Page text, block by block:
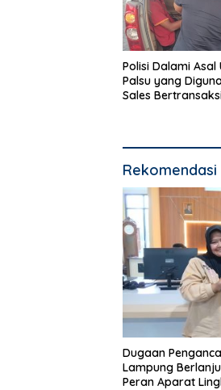
Polisi Dalami
Palsu yang
Sales
Dugaan
Lampung
Peran Aparat